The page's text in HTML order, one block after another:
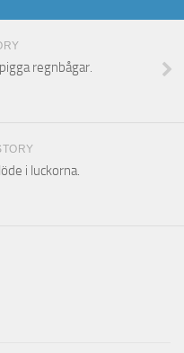
regnbågar.
i luckorna.